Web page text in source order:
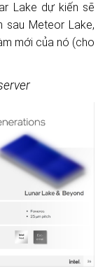
Lake dự kiến ​​sẽ
sau Meteor Lake,
mới của nó (cho